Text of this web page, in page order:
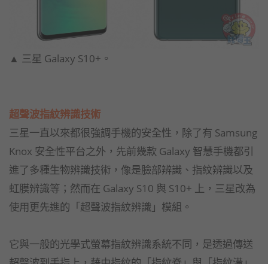
▲ 三星 Galaxy S10+。
超聲波指紋辨識技術
三星一直以來都很強調手機的安全性，除了有 Samsung
Knox 安全性平台之外，先前幾款 Galaxy 智慧手機都引
進了多種生物辨識技術，像是臉部辨識、指紋辨識以及
虹膜辨識等；然而在 Galaxy S10 與 S10+ 上，三星改為
使用更先進的「超聲波指紋辨識」模組。
它與一般的光學式螢幕指紋辨識系統不同，是透過傳送